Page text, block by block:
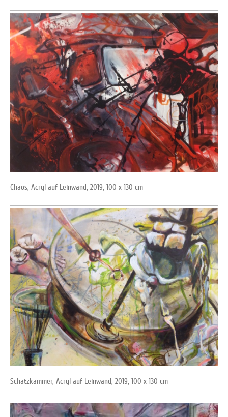
Chaos, Acryl auf Leinwand, 2019, 100 x 130 cm
Schatzkammer, Acryl auf Leinwand, 2019, 100 x 130 cm